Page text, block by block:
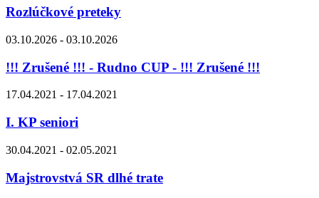
Rozlúčkové preteky
03.10.2026 - 03.10.2026
!!! Zrušené !!! - Rudno CUP - !!! Zrušené !!!
17.04.2021 - 17.04.2021
I. KP seniori
30.04.2021 - 02.05.2021
Majstrovstvá SR dlhé trate